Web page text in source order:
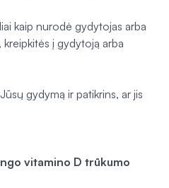
kaip nurodė gydytojas arba
į gydytoją arba
gydymą ir patikrins, ar jis
vitamino D trūkumo